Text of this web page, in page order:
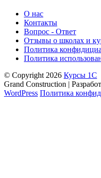
О нас
Контакты
Вопрос - Ответ
Отзывы о школах и
Политика
Политика
© Copyright 2026 Курсы 1С
Grand Construction |
WordPress Политика